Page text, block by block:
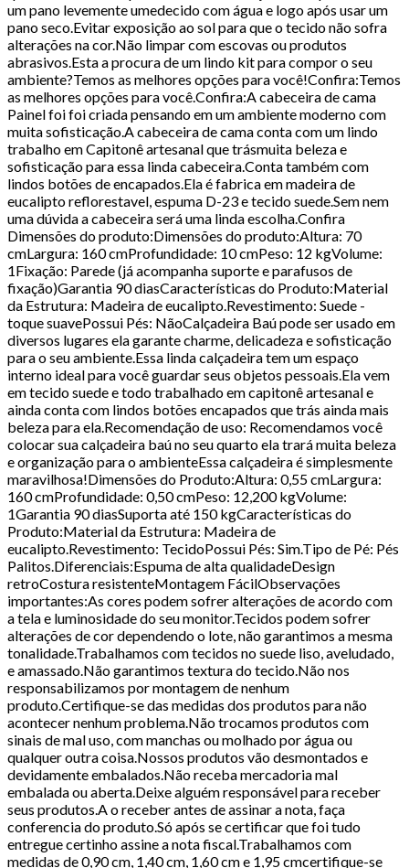
um pano levemente umedecido com água e logo após usar um
pano seco.Evitar exposição ao sol para que o tecido não sofra
alterações na cor.Não limpar com escovas ou produtos
abrasivos.Esta a procura de um lindo kit para compor o seu
ambiente?Temos as melhores opções para você!Confira:Temos
as melhores opções para você.Confira:A cabeceira de cama
Painel foi foi criada pensando em um ambiente moderno com
muita sofisticação.A cabeceira de cama conta com um lindo
trabalho em Capitonê artesanal que trásmuita beleza e
sofisticação para essa linda cabeceira.Conta também com
lindos botões de encapados.Ela é fabrica em madeira de
eucalipto reflorestavel, espuma D-23 e tecido suede.Sem nem
uma dúvida a cabeceira será uma linda escolha.Confira
Dimensões do produto:Dimensões do produto:Altura: 70
cmLargura: 160 cmProfundidade: 10 cmPeso: 12 kgVolume:
1Fixação: Parede (já acompanha suporte e parafusos de
fixação)Garantia 90 diasCaracterísticas do Produto:Material
da Estrutura: Madeira de eucalipto.Revestimento: Suede -
toque suavePossui Pés: NãoCalçadeira Baú pode ser usado em
diversos lugares ela garante charme, delicadeza e sofisticação
para o seu ambiente.Essa linda calçadeira tem um espaço
interno ideal para você guardar seus objetos pessoais.Ela vem
em tecido suede e todo trabalhado em capitonê artesanal e
ainda conta com lindos botões encapados que trás ainda mais
beleza para ela.Recomendação de uso: Recomendamos você
colocar sua calçadeira baú no seu quarto ela trará muita beleza
e organização para o ambienteEssa calçadeira é simplesmente
maravilhosa!Dimensões do Produto:Altura: 0,55 cmLargura:
160 cmProfundidade: 0,50 cmPeso: 12,200 kgVolume:
1Garantia 90 diasSuporta até 150 kgCaracterísticas do
Produto:Material da Estrutura: Madeira de
eucalipto.Revestimento: TecidoPossui Pés: Sim.Tipo de Pé: Pés
Palitos.Diferenciais:Espuma de alta qualidadeDesign
retroCostura resistenteMontagem FácilObservações
importantes:As cores podem sofrer alterações de acordo com
a tela e luminosidade do seu monitor.Tecidos podem sofrer
alterações de cor dependendo o lote, não garantimos a mesma
tonalidade.Trabalhamos com tecidos no suede liso, aveludado,
e amassado.Não garantimos textura do tecido.Não nos
responsabilizamos por montagem de nenhum
produto.Certifique-se das medidas dos produtos para não
acontecer nenhum problema.Não trocamos produtos com
sinais de mal uso, com manchas ou molhado por água ou
qualquer outra coisa.Nossos produtos vão desmontados e
devidamente embalados.Não receba mercadoria mal
embalada ou aberta.Deixe alguém responsável para receber
seus produtos.A o receber antes de assinar a nota, faça
conferencia do produto.Só após se certificar que foi tudo
entregue certinho assine a nota fiscal.Trabalhamos com
medidas de 0,90 cm, 1,40 cm, 1,60 cm e 1,95 cmcertifique-se